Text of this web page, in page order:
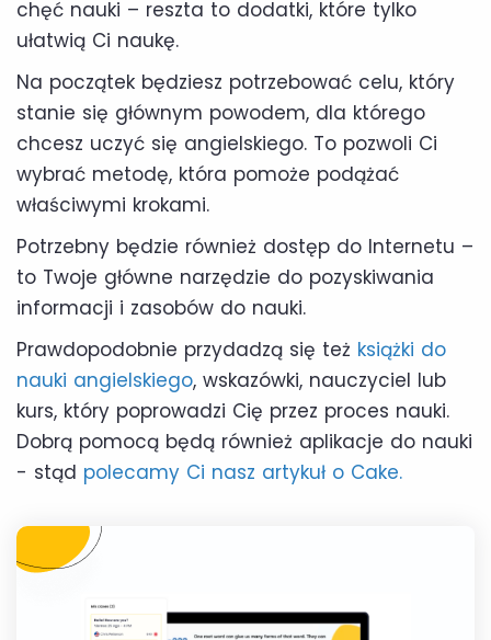
chęć nauki – reszta to dodatki, które tylko
ułatwią Ci naukę.
Na początek będziesz potrzebować celu, który
stanie się głównym powodem, dla którego
chcesz uczyć się angielskiego. To pozwoli Ci
wybrać metodę, która pomoże podążać
właściwymi krokami.
Potrzebny będzie również dostęp do Internetu –
to Twoje główne narzędzie do pozyskiwania
informacji i zasobów do nauki.
Prawdopodobnie przydadzą się też książki do
nauki angielskiego, wskazówki, nauczyciel lub
kurs, który poprowadzi Cię przez proces nauki.
Dobrą pomocą będą również aplikacje do nauki
- stąd polecamy Ci nasz artykuł o Cake.